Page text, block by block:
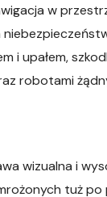
w
i upałem,
robotami
wizualna i
tuż po